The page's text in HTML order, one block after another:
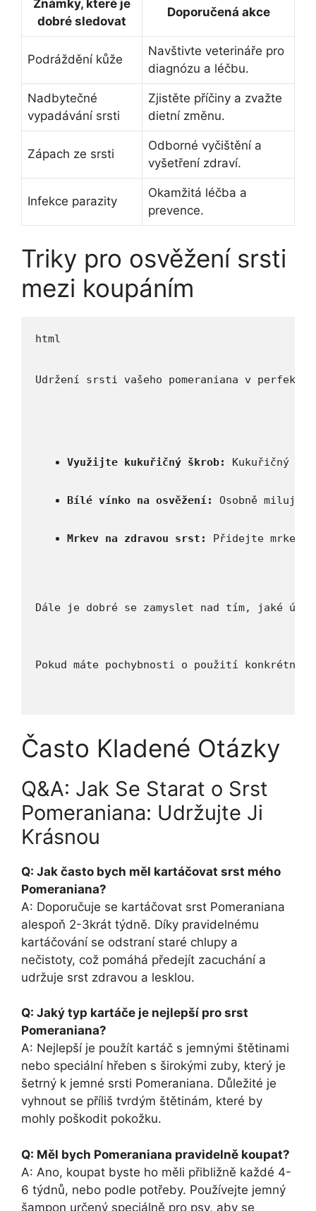
Známky, které je
dobré sledovat
Doporučená akce
Podráždění kůže
Navštivte veterináře pro
diagnózu a léčbu.
Nadbytečné
vypadávání srsti
Zjistěte příčiny a zvažte
dietní změnu.
Zápach ze srsti
Odborné vyčištění a
vyšetření zdraví.
Infekce parazity
Okamžitá léčba a
prevence.
Triky pro osvěžení srsti
mezi koupáním
html
Udržení srsti vašeho pomeraniana v
Využijte kukuřičný škrob: Kukuřičný
Bílé vínko na osvěžení: Osobně miluji
Mrkev na zdravou srst: Přidejte mrkev
Dále je dobré se zamyslet nad tím, jaké
Pokud máte pochybnosti o použití
Často Kladené Otázky
Q&A: Jak Se Starat o Srst
Pomeraniana: Udržujte Ji
Krásnou
Q: Jak často bych měl kartáčovat srst mého
Pomeraniana?
A: Doporučuje se kartáčovat srst Pomeraniana
alespoň 2-3krát týdně. Díky pravidelnému
kartáčování se odstraní staré chlupy a
nečistoty, což pomáhá předejít zacuchání a
udržuje srst zdravou a lesklou.
Q: Jaký typ kartáče je nejlepší pro srst
Pomeraniana?
A: Nejlepší je použít kartáč s jemnými štětinami
nebo speciální hřeben s širokými zuby, který je
šetrný k jemné srsti Pomeraniana. Důležité je
vyhnout se příliš tvrdým štětinám, které by
mohly poškodit pokožku.
Q: Měl bych Pomeraniana pravidelně koupat?
A: Ano, koupat byste ho měli přibližně každé 4-
6 týdnů, nebo podle potřeby. Používejte jemný
šampon určený speciálně pro psy, aby se